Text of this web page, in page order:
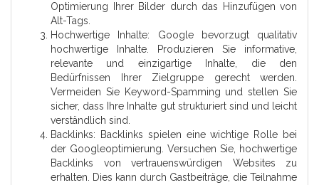
Optimierung Ihrer Bilder durch das Hinzufügen von
Alt-Tags.
Hochwertige Inhalte: Google bevorzugt qualitativ
hochwertige Inhalte. Produzieren Sie informative,
relevante und einzigartige Inhalte, die den
Bedürfnissen Ihrer Zielgruppe gerecht werden.
Vermeiden Sie Keyword-Spamming und stellen Sie
sicher, dass Ihre Inhalte gut strukturiert sind und leicht
verständlich sind.
Backlinks: Backlinks spielen eine wichtige Rolle bei
der Googleoptimierung. Versuchen Sie, hochwertige
Backlinks von vertrauenswürdigen Websites zu
erhalten. Dies kann durch Gastbeiträge, die Teilnahme